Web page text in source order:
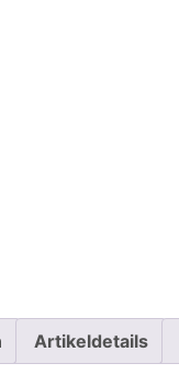
Artikeldetails